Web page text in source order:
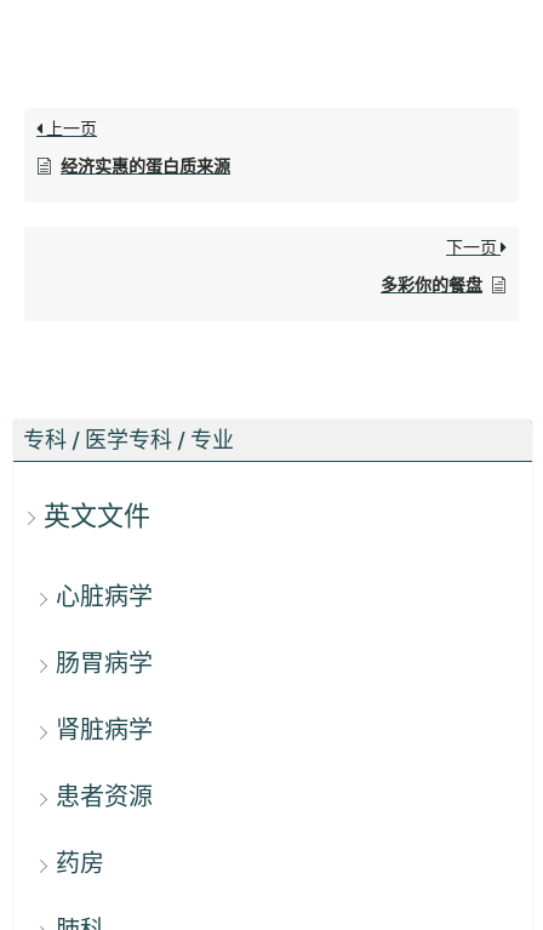
专科 / 医学专科 / 专业
英文文件
心脏病学
肠胃病学
肾脏病学
患者资源
药房
上一页
经济实惠的蛋白质来源
下一页
多彩你的餐盘